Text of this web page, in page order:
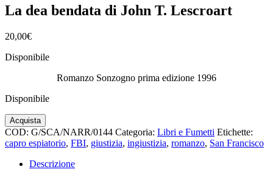
La dea bendata di John T. Lescroart
20,00€
Disponibile
Romanzo Sonzogno prima edizione 1996
Disponibile
La
dea
bendata
John
Acquista
COD: G/SCA/NARR/0144 Categoria: Libri e Fumetti Etichette:
capro espiatorio, FBI, giustizia, ingiustizia, romanzo, San Francisco
Descrizione